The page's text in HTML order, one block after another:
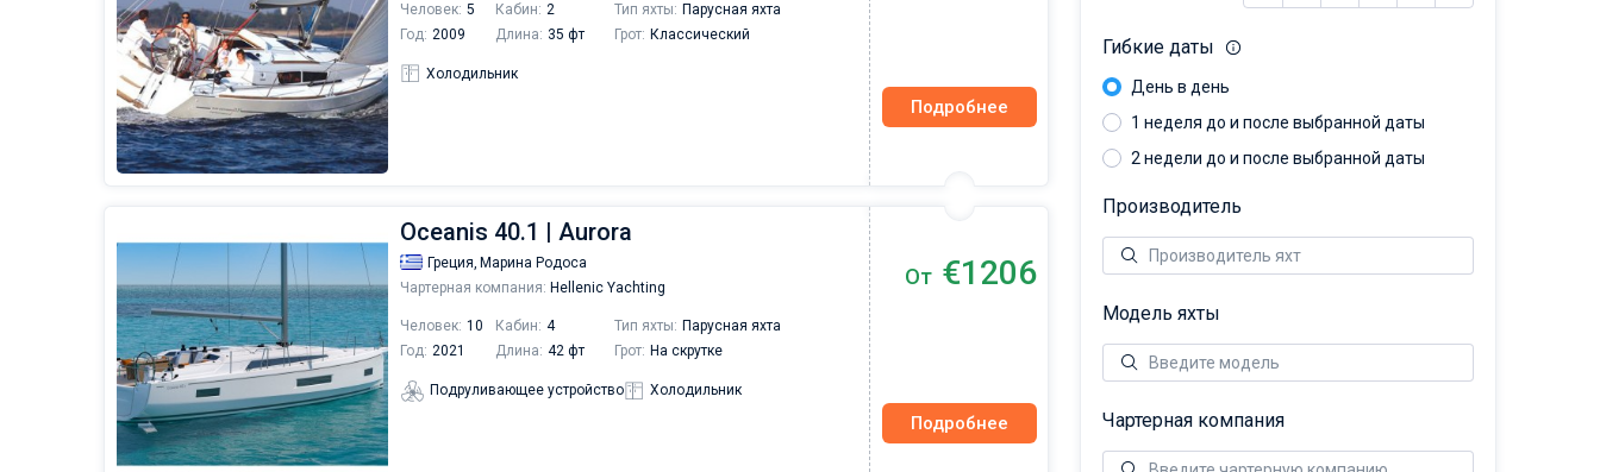
Человек: 5 Кабин: 2 Тип яхты: Парусная яхта
Год: 2009 Длина: 35 фт Грот: Классический
Холодильник
Подробнее
Oceanis 40.1 | Aurora
Греция, Марина Родоса
Чартерная компания: Hellenic Yachting
Человек: 10 Кабин: 4 Тип яхты: Парусная яхта
Год: 2021 Длина: 42 фт Грот: На скрутке
Подруливающее устройство Холодильник
От €1206
Подробнее
Гибкие даты
День в день
1 неделя до и после выбранной даты
2 недели до и после выбранной даты
Производитель
Модель яхты
Чартерная компания